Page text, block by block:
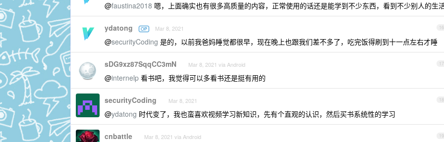
@faustina2018 嗯，上面确实也有很多高质量的内容，正常使用的话还是能学到不少东西，看到不少别人的生
16
ydatong OP Mar 8, 2021
@securityCoding 是的，以前我爸妈睡觉都很早，现在晚上也跟我们差不多了，吃完饭得刷到十一点左右才睡
17
sDG9xz87SqqCC3mN Mar 8, 2021 via Android
@internelp 看书吧，我觉得可以多看书还是挺有用的
18
securityCoding Mar 8, 2021
@ydatong 时代变了，我也蛮喜欢视频学习新知识，先有个直观的认识，然后买书系统性的学习
19
cnbattle Mar 8, 2021 via Android